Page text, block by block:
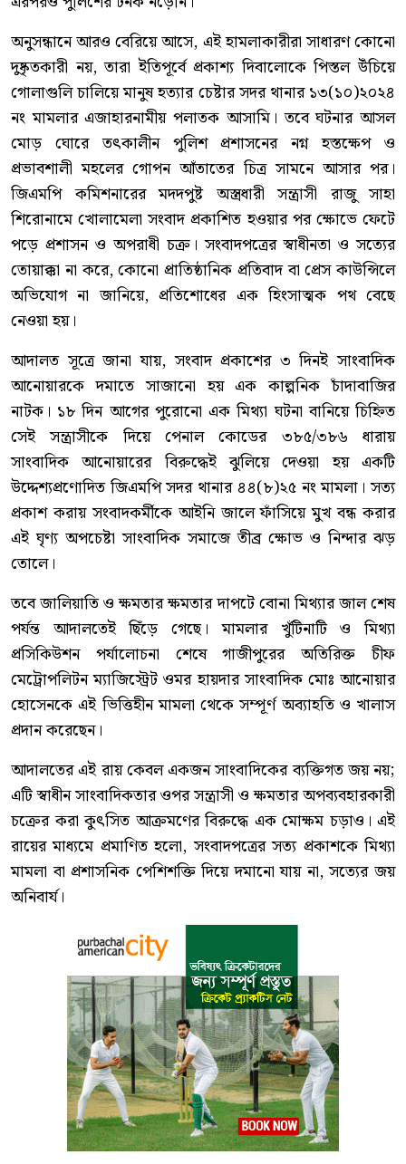
অনুসন্ধানে আরও বেরিয়ে আসে, এই হামলাকারীরা সাধারণ কোনো
দুষ্কৃতকারী নয়, তারা ইতিপূর্বে প্রকাশ্য দিবালোকে পিস্তল উঁচিয়ে
গোলাগুলি চালিয়ে মানুষ হত্যার চেষ্টার সদর থানার ১৩(১০)২০২৪
নং মামলার এজাহারনামীয় পলাতক আসামি। তবে ঘটনার আসল
মোড় ঘোরে তৎকালীন পুলিশ প্রশাসনের নগ্ন হস্তক্ষেপ ও
প্রভাবশালী মহলের গোপন আঁতাতের চিত্র সামনে আসার পর।
জিএমপি কমিশনারের মদদপুষ্ট অস্ত্রধারী সন্ত্রাসী রাজু সাহা
শিরোনামে খোলামেলা সংবাদ প্রকাশিত হওয়ার পর ক্ষোভে ফেটে
পড়ে প্রশাসন ও অপরাধী চক্র। সংবাদপত্রের স্বাধীনতা ও সত্যের
তোয়াক্কা না করে, কোনো প্রাতিষ্ঠানিক প্রতিবাদ বা প্রেস কাউন্সিলে
অভিযোগ না জানিয়ে, প্রতিশোধের এক হিংসাত্মক পথ বেছে
নেওয়া হয়।
আদালত সূত্রে জানা যায়, সংবাদ প্রকাশের ৩ দিনই সাংবাদিক
আনোয়ারকে দমাতে সাজানো হয় এক কাল্পনিক চাঁদাবাজির
নাটক। ১৮ দিন আগের পুরোনো এক মিথ্যা ঘটনা বানিয়ে চিহ্নিত
সেই সন্ত্রাসীকে দিয়ে পেনাল কোডের ৩৮৫/৩৮৬ ধারায়
সাংবাদিক আনোয়ারের বিরুদ্ধেই ঝুলিয়ে দেওয়া হয় একটি
উদ্দেশ্যপ্রণোদিত জিএমপি সদর থানার ৪৪(৮)২৫ নং মামলা। সত্য
প্রকাশ করায় সংবাদকর্মীকে আইনি জালে ফাঁসিয়ে মুখ বন্ধ করার
এই ঘৃণ্য অপচেষ্টা সাংবাদিক সমাজে তীব্র ক্ষোভ ও নিন্দার ঝড়
তোলে।
তবে জালিয়াতি ও ক্ষমতার ক্ষমতার দাপটে বোনা মিথ্যার জাল শেষ
পর্যন্ত আদালতেই ছিঁড়ে গেছে। মামলার খুঁটিনাটি ও মিথ্যা
প্রসিকিউশন পর্যালোচনা শেষে গাজীপুরের অতিরিক্ত চীফ
মেট্রোপলিটন ম্যাজিস্ট্রেট ওমর হায়দার সাংবাদিক মোঃ আনোয়ার
হোসেনকে এই ভিত্তিহীন মামলা থেকে সম্পূর্ণ অব্যাহতি ও খালাস
প্রদান করেছেন।
আদালতের এই রায় কেবল একজন সাংবাদিকের ব্যক্তিগত জয় নয়;
এটি স্বাধীন সাংবাদিকতার ওপর সন্ত্রাসী ও ক্ষমতার অপব্যবহারকারী
চক্রের করা কুৎসিত আক্রমণের বিরুদ্ধে এক মোক্ষম চড়াও। এই
রায়ের মাধ্যমে প্রমাণিত হলো, সংবাদপত্রের সত্য প্রকাশকে মিথ্যা
মামলা বা প্রশাসনিক পেশিশক্তি দিয়ে দমানো যায় না, সত্যের জয়
অনিবার্য।